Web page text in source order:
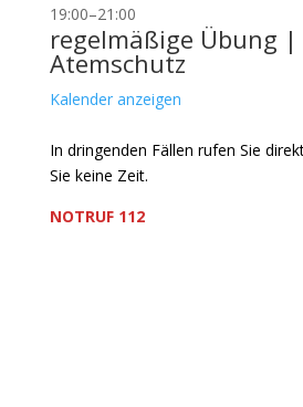
19:00–21:00
regelmäßige Übung |
Atemschutz
Kalender anzeigen
In dringenden Fällen rufen Sie
Sie keine Zeit.
NOTRUF 112